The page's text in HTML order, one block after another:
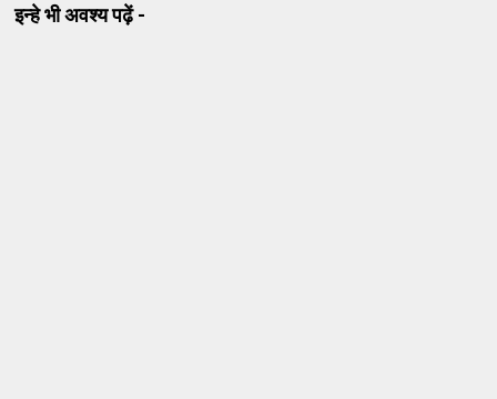
इन्हे भी अवश्य पढ़ें -